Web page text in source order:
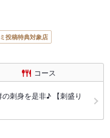
投稿特典対象店
コース
刺身を是非♪ 【刺盛り